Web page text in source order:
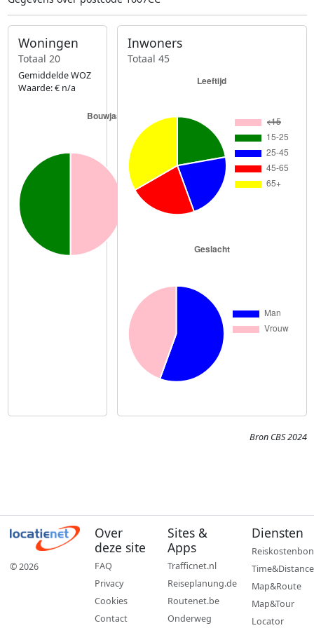
Woningen
Totaal 20
Gemiddelde WOZ
Waarde: € n/a
Inwoners
Totaal 45
Bron CBS 2024
© 2026
Over
deze site
FAQ
Privacy
Cookies
Contact
Sites &
Apps
Trafficnet.nl
Reiseplanung.de
Routenet.be
Onderweg
Diensten
Reiskostenbon
Time&Distance
Map&Route
Map&Tour
Locator